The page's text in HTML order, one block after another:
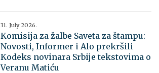
31. July 2026.
Komisija za žalbe Saveta za štampu:
Novosti, Informer i Alo prekršili
Kodeks novinara Srbije tekstovima o
Veranu Matiću